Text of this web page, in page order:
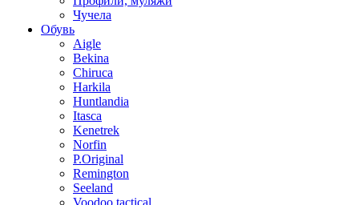
Чучела
Обувь
Aigle
Bekina
Chiruсa
Harkila
Huntlandia
Itasca
Kenetrek
Norfin
P.Original
Remington
Seeland
Voodoo tactical